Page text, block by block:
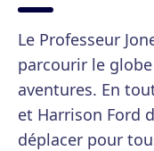
Le Professeur
parcourir le
aventures. En
et Harrison Ford
déplacer pour